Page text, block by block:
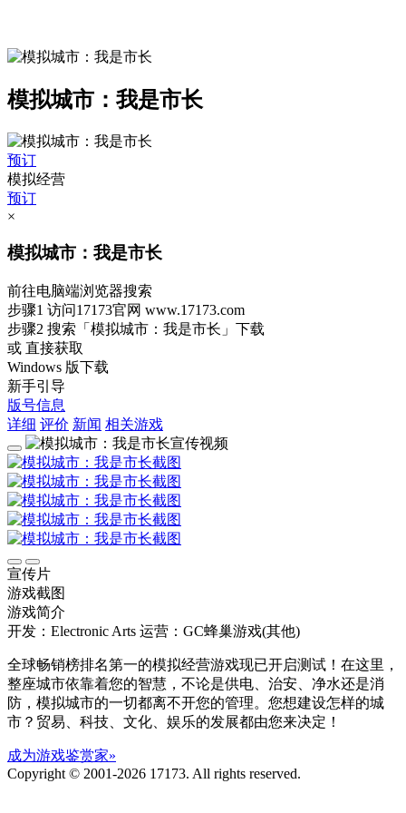
模拟城市：我是市长
预订
模拟经营
预订
×
模拟城市：我是市长
前往电脑端浏览器搜索
步骤1 访问17173官网 www.17173.com
步骤2 搜索 「模拟城市：我是市长」 下载
或 直接获取
Windows 版下载
新手引导
版号信息
详细 评价 新闻 相关游戏
宣传片
游戏截图
游戏简介
开发：Electronic Arts 运营：GC蜂巢游戏(其他)
全球畅销榜排名第一的模拟经营游戏现已开启测试！在这里，
整座城市依靠着您的智慧，不论是供电、治安、净水还是消
防，模拟城市的一切都离不开您的管理。您想建设怎样的城
市？贸易、科技、文化、娱乐的发展都由您来决定！
成为游戏鉴赏家»
Copyright © 2001-2026 17173. All rights reserved.